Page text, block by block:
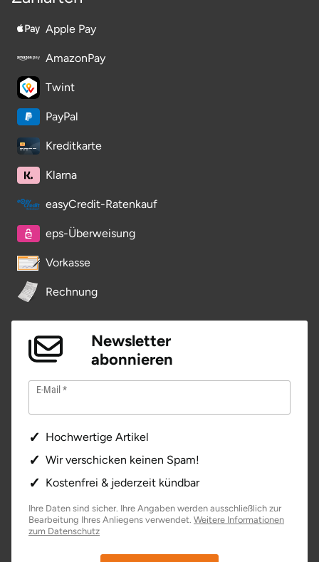
Apple Pay
AmazonPay
Twint
PayPal
Kreditkarte
Klarna
easyCredit-Ratenkauf
eps-Überweisung
Vorkasse
Rechnung
Newsletter
abonnieren
E-Mail
Hochwertige Artikel
Wir verschicken keinen Spam!
Kostenfrei & jederzeit kündbar
Ihre Daten sind sicher. Ihre Angaben werden ausschließlich zur
Bearbeitung Ihres Anliegens verwendet. Weitere Informationen
zum Datenschutz